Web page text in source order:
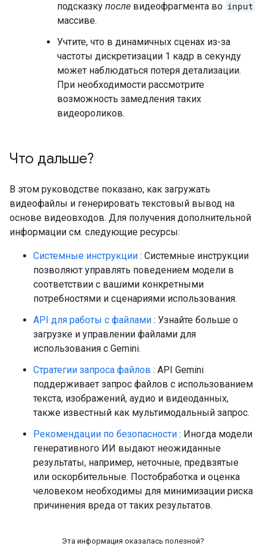
подсказку после видеофрагмента во input
массиве.
Учтите, что в динамичных сценах из-за
частоты дискретизации 1 кадр в секунду
может наблюдаться потеря детализации.
При необходимости рассмотрите
возможность замедления таких
видеороликов.
Что дальше?
В этом руководстве показано, как загружать
видеофайлы и генерировать текстовый вывод на
основе видеовходов. Для получения дополнительной
информации см. следующие ресурсы:
Системные инструкции : Системные инструкции
позволяют управлять поведением модели в
соответствии с вашими конкретными
потребностями и сценариями использования.
API для работы с файлами : Узнайте больше о
загрузке и управлении файлами для
использования с Gemini.
Стратегии запроса файлов : API Gemini
поддерживает запрос файлов с использованием
текста, изображений, аудио и видеоданных,
также известный как мультимодальный запрос.
Рекомендации по безопасности : Иногда модели
генеративного ИИ выдают неожиданные
результаты, например, неточные, предвзятые
или оскорбительные. Постобработка и оценка
человеком необходимы для минимизации риска
причинения вреда от таких результатов.
Эта информация оказалась полезной?